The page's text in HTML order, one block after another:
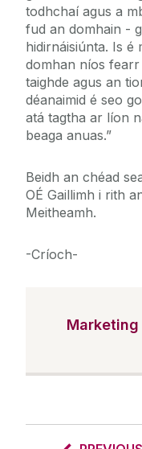
todhchaí agus a
fud an domhain -
hidirnáisiúnta. Is é
domhan níos
taighde agus an
déanaimid é seo
atá tagtha ar líon
beaga anuas.”
Beidh an chéad
OÉ Gaillimh i rith
Meitheamh.
-Críoch-